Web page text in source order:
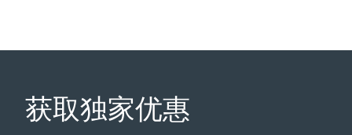
获取独家优惠